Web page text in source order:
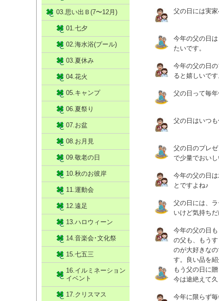
父の日には実
今年の父の日
たいです。
今年の父の日
ると嬉しいで
父の日って毎
父の日はいつ
父の日のプレ
で少量でおい
今年の父の日
とですよね♪
父の日には、
いけど気持ち
今年の父の日
の父も、もう
のが大好きな
す。良い品を
もう父の日に
今は途絶えて
今年に限らず
03.思い出Ｂ(7〜12月)
01.七夕
02.海水浴(プール)
03.夏休み
04.花火
05.キャンプ
06.夏祭り
07.お盆
08.お月見
09.敬老の日
10.秋のお彼岸
11.運動会
12.遠足
13.ハロウィーン
14.音楽会･文化祭
15.七五三
16.イルミネーション
イベント
17.クリスマス